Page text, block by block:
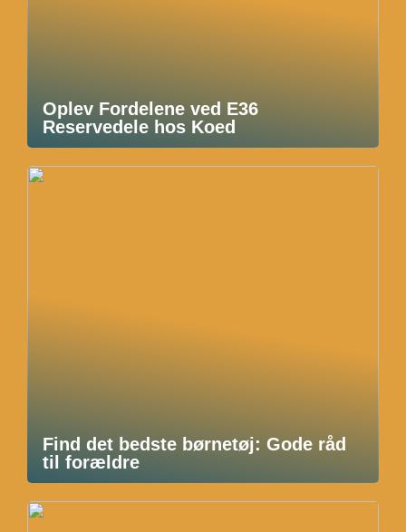
Oplev Fordelene ved E36
Reservedele hos Koed
Find det bedste børnetøj: Gode råd
til forældre